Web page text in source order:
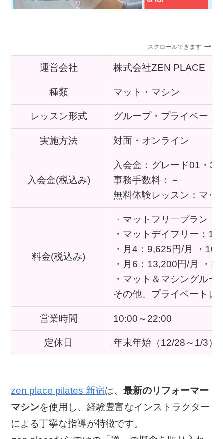
スクロールできます
運営会社 株式会社ZEN PLACE
種類 マット・マシン
レッスン形式 グループ・プライベート
実施方法 対面・オンライン
入会金(税込み)
入会金：グレード01・
事務手数料：－
無料体験レッスン：マッ
料金(税込み)
・マットフリープラン
・マットデイフリー：
・月4：9,625円/月 ・
・月6：13,200円/月 ・
・マット＆マシングル
その他、プライベートレ
営業時間 10:00～22:00
定休日 年末年始（12/28～1/3）
zen place pilates 新宿は、最新のリフォーマー
マシンを使用し、経験豊富なインストラクター
による丁寧な指導が特徴です。